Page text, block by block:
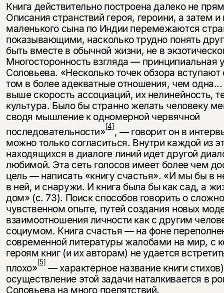
Книга действительно построена далеко не
Описания стран­ствий героя, героини, а затем и
маленького сына по Индии перемежаются
показывающими, насколько трудно понять
быть вместе в обычной жизни, не в
Многосторонность взгляда — прин­ципиальная
Соловьева. «Несколько точек обзора
том в более адекватные отношения, чем
выше скорость ассоциа­ций, их нелинейность,
культура. Было бы странно желать человеку
сводя мышление к одномерной червячной
последовательности»[4], — го­ворит он в
можно только согласиться. Внутри каждой из
находящихся в диалоге линий идет другой
любимой. Эта сеть го­лосов имеет более чем
цель — написать «книгу счастья». «И мы бы в
в ней, и снаружи. И книга была бы как сад, а
дом» (с. 73). Поиск способов говорить о
чувственном опыте, путей создания новых
взаимоотношения личности как с другим
со­циумом. Книга счастья — на фоне
современной литературы жа­лобами на мир, с
героям книг (и их авторам) не удается
плохо»[5] — характерное название книги
осуществление этой задачи наталкивается в
Соловьева на много препятствий.